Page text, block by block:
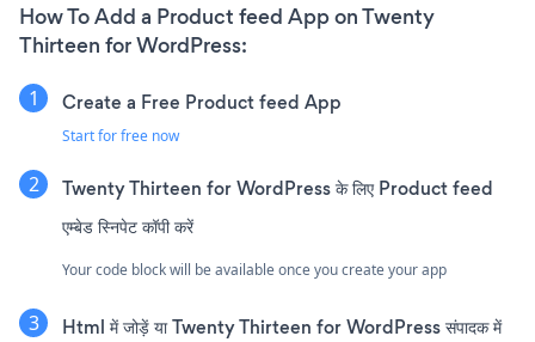
How To Add a Product feed App on Twenty
Thirteen for WordPress:
Create a Free Product feed App
Start for free now
Twenty Thirteen for WordPress के लिए Product feed
एम्बेड स्निपेट कॉपी करें
Your code block will be available once you create your app
Html में जोड़ें या Twenty Thirteen for WordPress संपादक में